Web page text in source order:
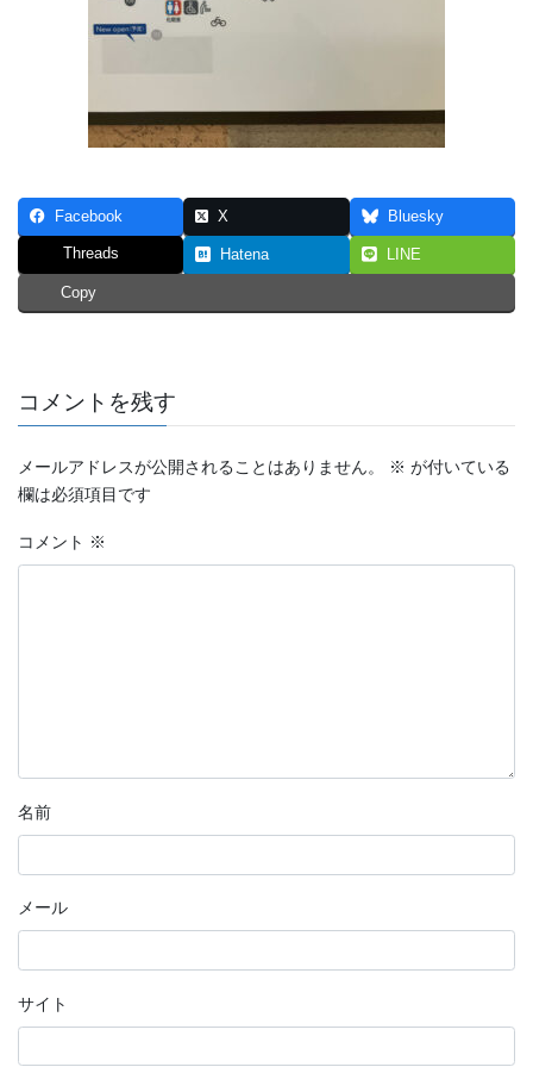
Facebook X Bluesky
Threads Hatena LINE
Copy
コメントを残す
メールアドレスが公開されることはありません。 ※ が付いている
欄は必須項目です
コメント ※
名前
メール
サイト